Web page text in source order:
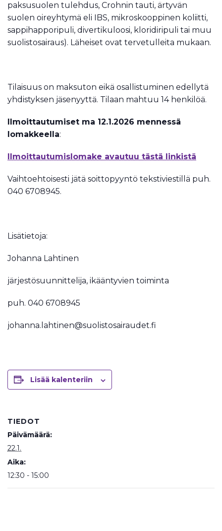
paksusuolen tulehdus, Crohnin tauti, ärtyvän
suolen oireyhtymä eli IBS, mikroskooppinen koliitti,
sappihapporipuli, divertikuloosi, kloridiripuli tai muu
suolistosairaus). Läheiset ovat tervetulleita mukaan.
Tilaisuus on maksuton eikä osallistuminen edellytä
yhdistyksen jäsenyyttä. Tilaan mahtuu 14 henkilöä.
Ilmoittautumiset ma 12.1.2026 mennessä
lomakkeella:
Ilmoittautumislomake avautuu tästä linkistä
Vaihtoehtoisesti jätä soittopyyntö tekstiviestillä puh.
040 6708945.
Lisätietoja:
Johanna Lahtinen
järjestösuunnittelija, ikääntyvien toiminta
puh. 040 6708945
johanna.lahtinen@suolistosairaudet.fi
Lisää kalenteriin
TIEDOT
Päivämäärä:
22.1.
Aika:
12:30 - 15:00